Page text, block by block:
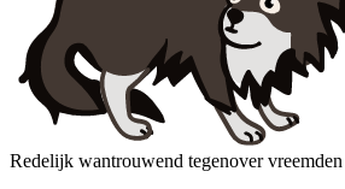
Redelijk wantrouwend tegenover vreemden